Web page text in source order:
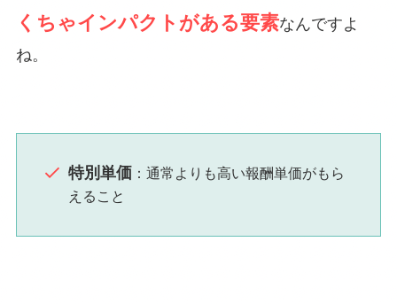
くちゃインパクトがある要素なんですよ
ね。
特別単価 ：通常よりも高い報酬単価がもら
えること